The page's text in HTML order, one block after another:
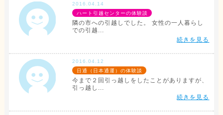
2016.04.14
ハート引越センターの体験談
隣の市への引越しでした。 女性の一人暮らし
での引越...
続きを見る
2016.04.12
日通（日本通運）の体験談
今まで２回引っ越しをしたことがありますが、
引っ越し...
続きを見る